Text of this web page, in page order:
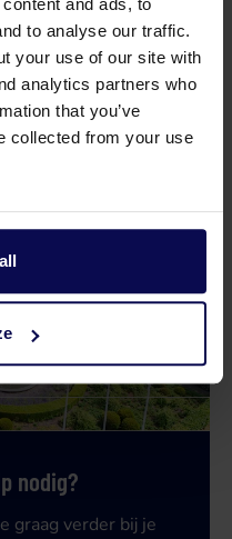
to analyse our traffic.
your use of our site with
analytics partners who
that you’ve
collected from your use
kW
nodig?
graag verder bij je